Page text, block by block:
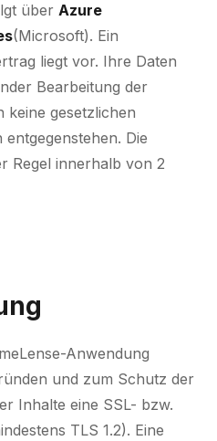
über Azure
(Microsoft). Ein
liegt vor. Ihre Daten
Bearbeitung der
gesetzlichen
Die
Regel innerhalb von 2
Anwendung
und zum Schutz der
Inhalte eine SSL- bzw.
TLS 1.2). Eine